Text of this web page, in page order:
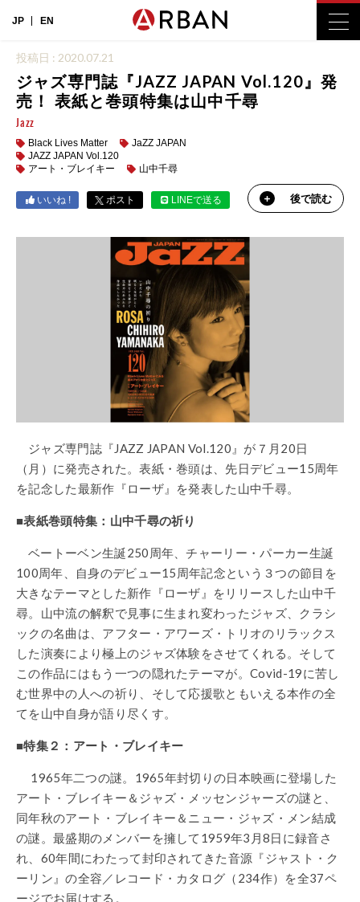
JP EN
投稿日 : 2020.07.21
ジャズ専門誌『JAZZ JAPAN Vol.120』発
売！ 表紙と巻頭特集は山中千尋
Jazz
Black Lives Matter
JaZZ JAPAN
JAZZ JAPAN Vol.120
アート・ブレイキー
山中千尋
いいね ! ポスト LINEで送る 後で読む
ジャズ専門誌『 JAZZ JAPAN Vol.120 』が７月 20日
（月）に発売された。表紙・巻頭は、先日デビュー15周年
を記念した最新作『ローザ』を発表した山中千尋。
■表紙巻頭特集：山中千尋の祈り
ベートーベン生誕250 周年、チャーリー・パーカー生誕
100周年、自身のデビュー15 周年記念という３つの節目を
大きなテーマとした新作『ローザ』をリリースした山中千
尋。山中流の解釈で見事に生まれ変わったジャズ、クラシ
ックの名曲は、アフター・アワーズ・トリオのリラックス
した演奏により極上のジャズ体験をさせてくれる。そして
この作品にはもう一つの隠れたテーマが。Covid-19に苦し
む世界中の人への祈り、そして応援歌ともいえる本作の全
てを山中自身が語り尽くす。
■特集２：アート・ブレイキー
1965年二つの謎。 1965年封切りの日本映画に登場した
アート・ブレイキー＆ジャズ・メッセンジャーズの謎と、
同年秋のアート・ブレイキー＆ニュー・ジャズ・メン結成
の謎。最盛期のメンバーを擁して 1959年3 月8日に録音さ
れ、 60年間にわたって封印されてきた音源『ジャスト・ク
ーリン』の全容／レコード・カタログ（ 234作）を全37ペ
ージでお届けする。